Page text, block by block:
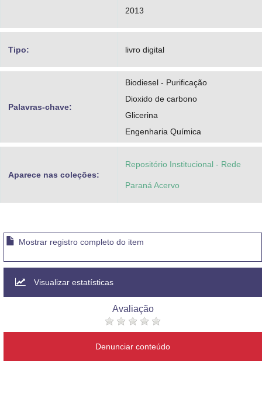
2013
Tipo: livro digital
Palavras-chave:
Biodiesel - Purificação
Dioxido de carbono
Glicerina
Engenharia Química
Aparece nas coleções:
Repositório Institucional - Rede
Paraná Acervo
Mostrar registro completo do item
Visualizar estatísticas
Avaliação
Denunciar conteúdo